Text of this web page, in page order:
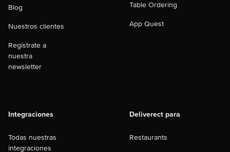
Blog
Nuestros clientes
Regístrate a
nuestra
newsletter
Table Ordering
App Quest
Integraciones
Todas nuestras
integraciones
Deliverect para
Restaurants